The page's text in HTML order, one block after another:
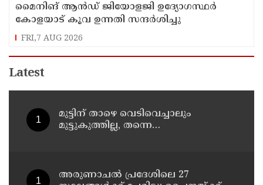
മൈനിങ് ആൻഡ്​ ജിയോളജി ഉദ്യോഗസ്ഥർ
കോളയാട് കൂവ ഉന്നതി സന്ദർശിച്ചു
FRI,7 AUG 2026
Latest
മുട്ടിന് താഴെ വെടിവെച്ചാലും
മുട്ടുകുത്തില്ല, തന്നെ
അരുണാചല്‍ പ്രദേശിലെ 27